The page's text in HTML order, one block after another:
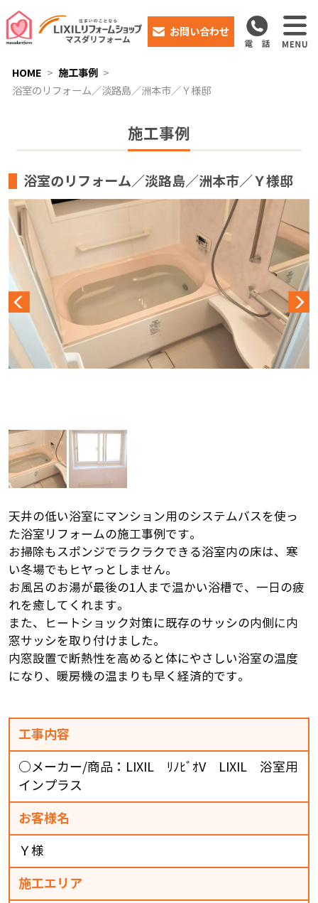
お問い合わせ
HOME
施工事例
浴室のリフォーム／淡路島／洲本市／Ｙ様邸
施工事例
浴室のリフォーム／淡路島／洲本市／Ｙ様邸
天井の低い浴室にマンション用のシステムバスを使っ
た浴室リフォームの施工事例です。
お掃除もスポンジでラクラクできる浴室内の床は、寒
い冬場でもヒヤっとしません。
お風呂のお湯が最後の1人まで温かい浴槽で、一日の疲
れを癒してくれます。
また、ヒートショック対策に既存のサッシの内側に内
窓サッシを取り付けました。
内窓設置で断熱性を高めると体にやさしい浴室の温度
になり、暖房機の温まりも早く経済的です。
工事内容
○メーカー/商品：LIXIL ﾘﾉﾋﾞｵV LIXIL 浴室用
インプラス
お客様名
Ｙ様
施工エリア